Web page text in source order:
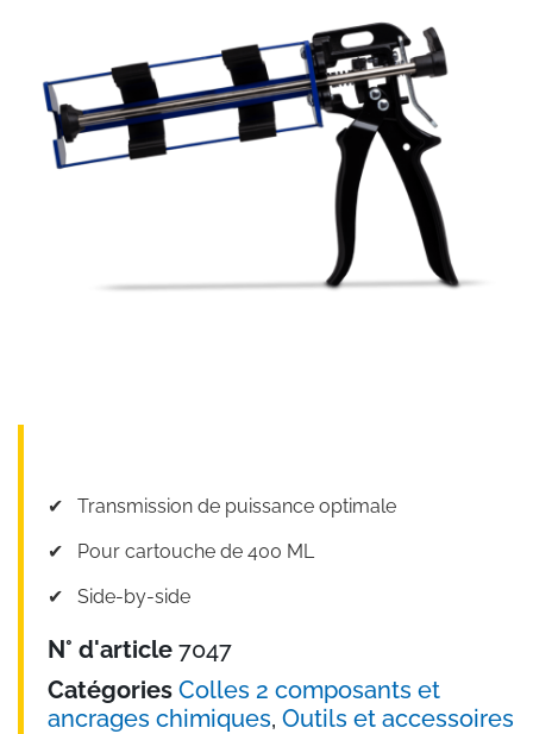
✔︎ Transmission de puissance optimale
✔︎ Pour cartouche de 400 ML
✔︎ Side-by-side
N° d'article 7047
Catégories Colles 2 composants et
ancrages chimiques, Outils et accessoires